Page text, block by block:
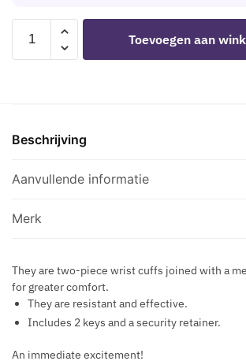
L
E
V
E
G
O
L
A
I
H
R
J
DARKNESS
BLACK
aantal
Toevoegen aan
Beschrijving
Aanvullende informatie
Merk
They are two-piece wrist cuffs joined with a
for greater comfort.
They are resistant and effective.
Includes 2 keys and a security retainer.
An immediate excitement!